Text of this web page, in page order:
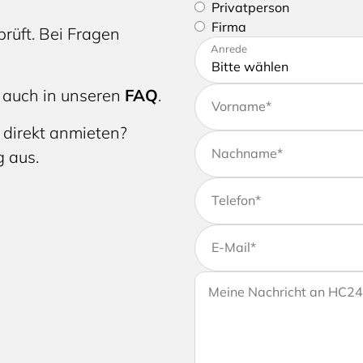
Bei Fragen
in unseren FAQ.
anmieten?
aus.
Bitte geben Sie an, ob Sie
Privatperson
Firma
Bitte tragen Sie Ihre
Anrede
Vorname*
Nachname*
Telefon*
E-Mail*
Wenn Sie uns weitere
Ihrer Anfrage gerne eine
Ihre Nachricht an HC24